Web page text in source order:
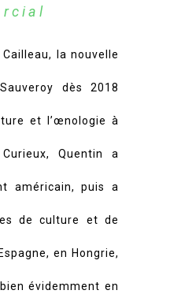
la nouvelle
dès 2018
et l’œnologie à
Quentin a
américain, puis a
de culture et de
en Hongrie,
évidemment en